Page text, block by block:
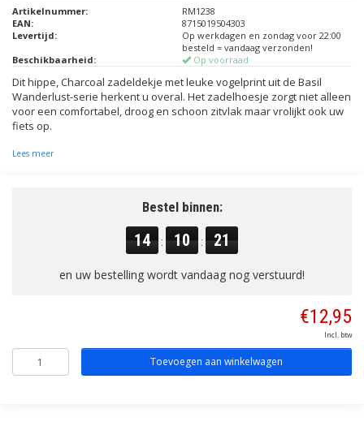
Artikelnummer:
RM1238
EAN:
8715019504303
Levertijd:
Op werkdagen en zondag voor 22:00
besteld = vandaag verzonden!
Beschikbaarheid:
Op voorraad
Dit hippe, Charcoal zadeldekje met leuke vogelprint uit de Basil
Wanderlust-serie herkent u overal. Het zadelhoesje zorgt niet alleen
voor een comfortabel, droog en schoon zitvlak maar vrolijkt ook uw
fiets op.
Lees meer
Bestel binnen:
14 : 10 : 20
en uw bestelling wordt vandaag nog verstuurd!
€12,95
Incl. btw
Toevoegen aan winkelwagen